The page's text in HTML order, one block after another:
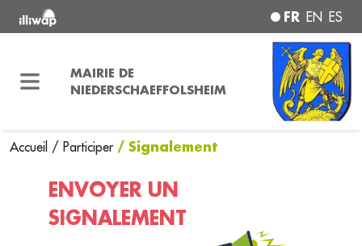
FR EN ES
MAIRIE DE
NIEDERSCHAEFFOLSHEIM
Accueil / Participer / Signalement
ENVOYER UN
SIGNALEMENT